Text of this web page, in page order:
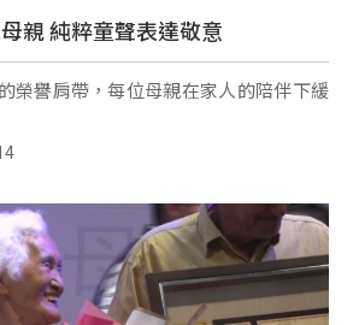
親 純粹童聲表達敬意
榮譽肩帶，每位母親在家人的陪伴下緩